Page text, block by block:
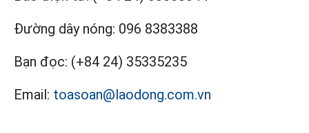
Đường dây nóng: 096 8383388
Bạn đọc: (+84 24) 35335235
Email: toasoan@laodong.com.vn